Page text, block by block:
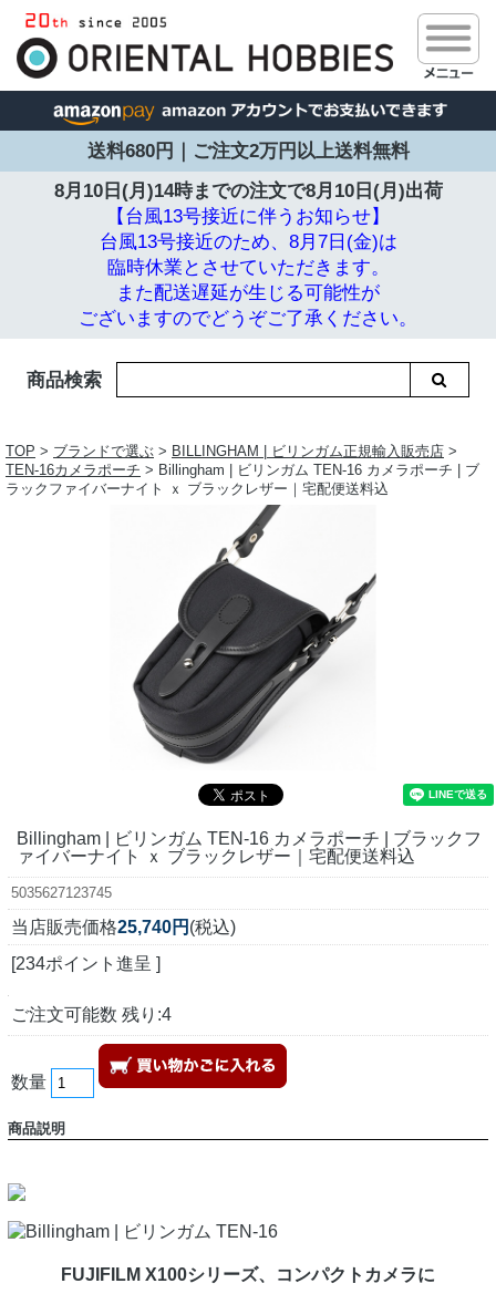
送料680円｜ご注文2万円以上送料無料
8月10日(月)14時までの注文で8月10日(月)出荷
【台風13号接近に伴うお知らせ】
台風13号接近のため、8月7日(金)は
臨時休業とさせていただきます。
また配送遅延が生じる可能性が
ございますのでどうぞご了承ください。
商品検索
TOP > ブランドで選ぶ > BILLINGHAM | ビリンガム正規輸入販売店 >
TEN-16カメラポーチ > Billingham | ビリンガム TEN-16 カメラポーチ | ブ
ラックファイバーナイト ｘ ブラックレザー｜宅配便送料込
Billingham | ビリンガム TEN-16 カメラポーチ | ブラックフ
ァイバーナイト ｘ ブラックレザー｜宅配便送料込
5035627123745
当店販売価格25,740円 (税込)
[234ポイント進呈 ]
ご注文可能数 残り:4
数量
商品説明
FUJIFILM X100シリーズ、コンパクトカメラに